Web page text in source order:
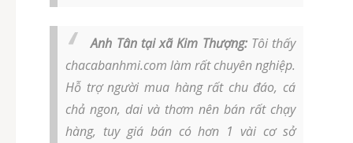
Anh Tân tại xã Kim Thượng:Tôi thấy
chacabanhmi.com làm rất chuyên nghiệp.
Hỗ trợ người mua hàng rất chu đáo, cá
chả ngon, dai và thơm nên bán rất chạy
hàng, tuy giá bán có hơn 1 vài cơ sở